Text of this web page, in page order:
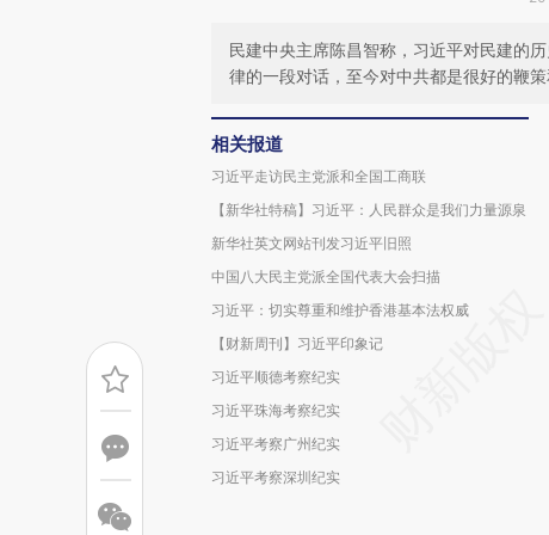
民建中央主席陈昌智称，习近平对民建的
律的一段对话，至今对中共都是很好的鞭
相关报道
习近平走访民主党派和全国工商联
【新华社特稿】习近平：人民群众是我们力量源泉
新华社英文网站刊发习近平旧照
中国八大民主党派全国代表大会扫描
习近平：切实尊重和维护香港基本法权威
【财新周刊】习近平印象记
习近平顺德考察纪实
习近平珠海考察纪实
习近平考察广州纪实
习近平考察深圳纪实